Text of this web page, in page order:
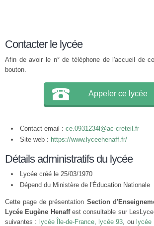
Contacter le lycée
Afin de avoir le n° de téléphone de l'accueil de
bouton.
Appeler ce lycée
Contact email : ce.0931234l@ac-creteil.fr
Site web : https://www.lyceehenaff.fr/
Détails administratifs du lycée
Lycée créé le 25/03/1970
Dépend du Ministère de l'Éducation Nationale
Cette page de présentation Section
Lycée Eugène Henaffest consultable sur
suivantes : lycée Île-de-France, lycée 93, ou lycée